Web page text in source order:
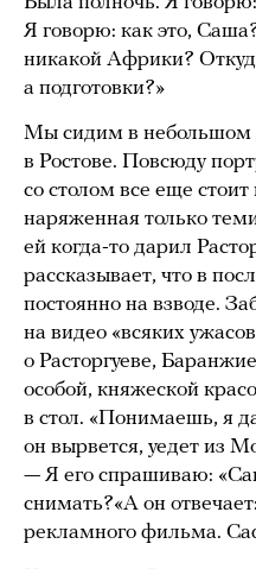
Я говорю: как это,
никакой Африки?
а подготовки?»
Мы сидим в небольшом
в Ростове. Повсюду
со столом все еще
наряженная только
ей когда-то дарил
рассказывает, что в
постоянно на взводе.
на видео «всяких
о Расторгуеве,
особой, княжеской
в стол. «Понимаешь, я
он вырвется, уедет из
— Я его спрашиваю:
снимать?«А он
рекламного фильма.